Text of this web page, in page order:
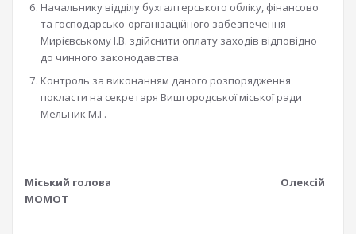
Начальнику відділу бухгалтерського обліку, фінансово
та господарсько-організаційного забезпечення
Мирієвському І.В. здійснити оплату заходів відповідно
до чинного законодавства.
Контроль за виконанням даного розпорядження
покласти на секретаря Вишгородської міської ради
Мельник М.Г.
Міський голова Олексій
МОМОТ